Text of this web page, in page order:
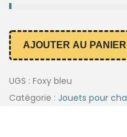
AJOUTER AU PANIER
UGS : Foxy bleu
Catégorie : Jouets pour